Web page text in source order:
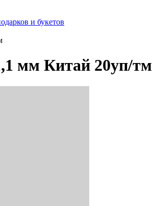
и букетов
мм Китай 20уп/тм